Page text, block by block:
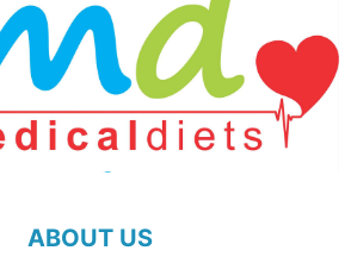
ABOUT US